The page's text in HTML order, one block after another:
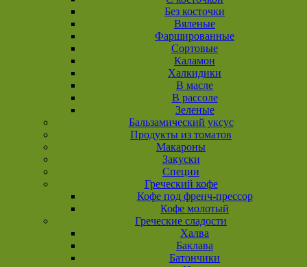
Без косточки
Вяленые
Фаршированные
Сортовые
Каламон
Халкидики
В масле
В рассоле
Зеленые
Бальзамический уксус
Продукты из томатов
Макароны
Закуски
Специи
Греческий кофе
Кофе под френч-прессор
Кофе молотый
Греческие сладости
Халва
Баклава
Батончики